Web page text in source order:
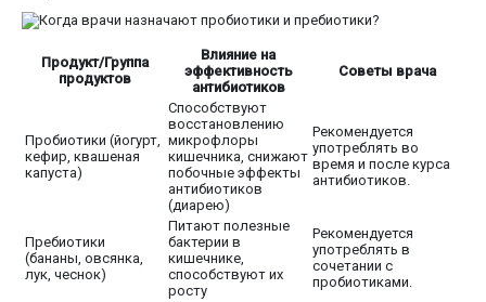
Продукт/Группа
продуктов
Влияние на
эффективность
антибиотиков
Советы врача
Пробиотики (йогурт,
кефир, квашеная
капуста)
Способствуют
восстановлению
микрофлоры
кишечника, снижают
побочные эффекты
антибиотиков
(диарею)
Рекомендуется
употреблять во
время и после курса
антибиотиков.
Пребиотики
(бананы, овсянка,
лук, чеснок)
Питают полезные
бактерии в
кишечнике,
способствуют их
росту
Рекомендуется
употреблять в
сочетании с
пробиотиками.